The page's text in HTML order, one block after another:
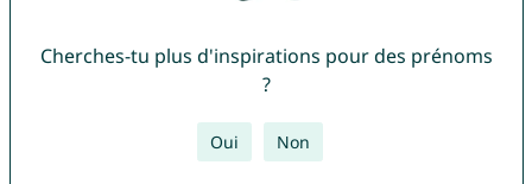
Cherches-tu plus d'inspirations pour des prénoms
?
Oui Non